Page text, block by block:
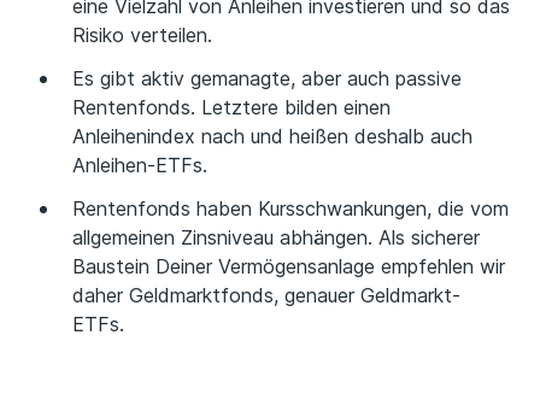
eine Vielzahl von Anleihen investieren und so das
Risiko verteilen.
Es gibt aktiv gemanagte, aber auch passive
Rentenfonds. Letztere bilden einen
Anleihenindex nach und heißen deshalb auch
Anleihen-ETFs.
Rentenfonds haben Kursschwankungen, die vom
allgemeinen Zinsniveau abhängen. Als sicherer
Baustein Deiner Vermögensanlage empfehlen wir
daher Geldmarktfonds, genauer Geldmarkt-
ETFs.